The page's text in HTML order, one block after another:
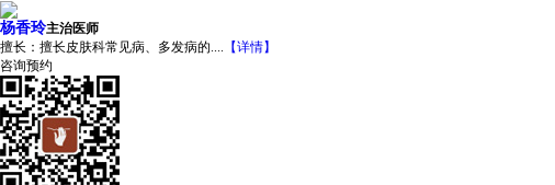
杨香玲主治医师
擅长： 擅长皮肤科常见病、多发病的.... 【详情】
咨询预约